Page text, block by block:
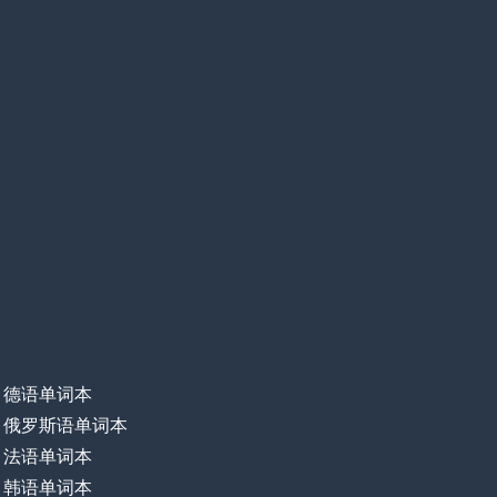
德语单词本
俄罗斯语单词本
法语单词本
韩语单词本